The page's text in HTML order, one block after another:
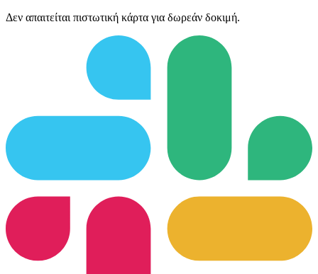
Δεν απαιτείται πιστωτική κάρτα για δωρεάν δοκιμή.